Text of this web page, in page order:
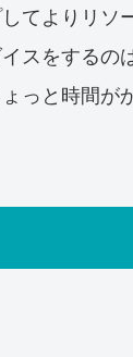
てよりリ
スをするの
っと時間